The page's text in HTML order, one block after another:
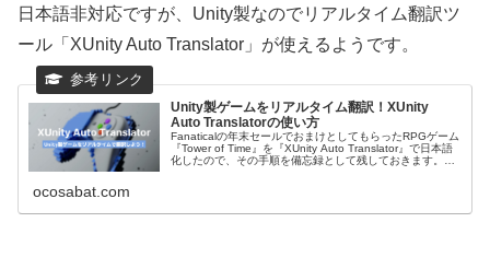
日本語非対応ですが、Unity製なのでリアルタイム翻訳ツ
ール「XUnity Auto Translator」が使えるようです。
Unity製ゲームをリアルタイム翻訳！XUnity
Auto Translatorの使い方
Fanaticalの年末セールでおまけとしてもらったRPGゲーム
『Tower of Time』を『XUnity Auto Translator』で日本語
化したので、その手順を備忘録として残しておきます。
ocosabat.com